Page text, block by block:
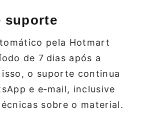
suporte
pela Hotmart
de 7 dias após a
o suporte continua
e e‑mail, inclusive
sobre o material.